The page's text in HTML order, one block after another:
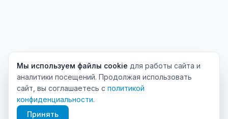
Мы используем файлы cookie для работы сайта и
аналитики посещений. Продолжая использовать
сайт, вы соглашаетесь с политикой
конфиденциальности.
Принять